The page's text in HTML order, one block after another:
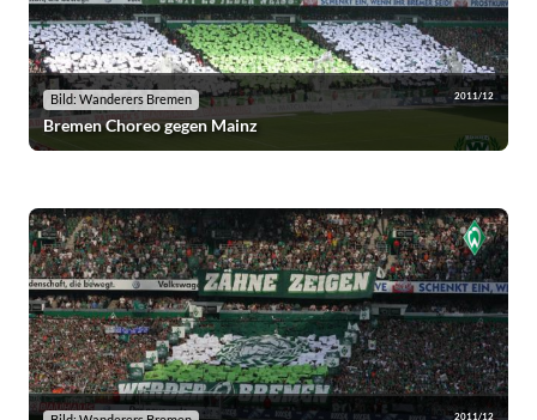
Bild: Wanderers Bremen 2011/12
Bremen Choreo gegen Mainz
2011/12